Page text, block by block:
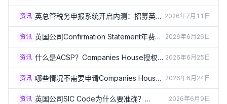
护董事登记册了？(2026)
资讯 英总管税务申报系统开启内测：招募英国
会计师体验官，内测期间完全免费
（2026）
2026年7月11日
资讯 英国公司Confirmation Statement年费涨
到£50了？2026费用变化和省钱方法
2026年6月26日
资讯 什么是ACSP？Companies House授权代
理人是做什么的？普通用户实用指南
（2026）
2026年6月25日
资讯 哪些情况不需要申请Companies House
个人识别码？身份验证豁免和例外情况
（2026）
2026年6月24日
资讯 英国公司SIC Code为什么要准确？
2026年6月9日